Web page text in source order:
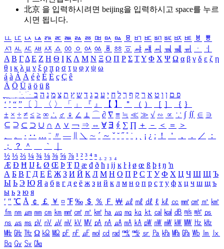
北京 을 입력하시려면 beijing을 입력하시고 space를 누르
시면 됩니다.
ㅥ ㅦ ㅧ ㅨ ㅩ ㅪ ㅫ ㅬ ㅭ ㅮ ㅯ ㅰ ㅱ ㅲ ㅳ ㅴ ㅵ ㅶ ㅷ ㅸ
ㅹ
ㅺ ㅻ ㅼ ㅽ ㅾ ㅿ ㆀ ㆁ ㆂ ㆃ ㆄ ㆅ ㆆ ㆇ ㆈ ㆉ ㆊ ㆋ ㆌ ㆍ
ㆎ
Α Β ΓΔ Ε Ζ Η Θ Ι ΚΛ Μ Ν Ξ Ο Π Ρ Σ ΤΥ Φ Χ Ψ Ω α β γ δ ε ζ η
θ ι κ λ μ ν ξ ο π ρ σ τ υ φ χ ψ ω
á à Á À é è É È ç Ç ê
Ä Ö Ü ä ö ü ß
ִֶֹ ֻּ ׁׂ פ ם ן ו ט א ר ק ף ך ל ח י ע כ ג ד ש ץ ת צ מ נ ה ב
‘ ’ “ ” 〔 〕 〈 〉 「 」 『 』 【 】 ＂ （ ） ［ ］ ｛ ｝
± × ÷ ≠ ≤ ≥ ∞ ∴ ♂ ♀ ∠ ⊥ ⌒ ∂ ∇ ≡ ≒ ≪ ≫ √ ∽ ∝ ∵ ∫ ∬ ∈ ∋
⊆ ⊇ ⊂ ⊃ ∪ ∩ ∧ ∨ ￢ ⇒ ⇔ ∀ ∃ ∮ ∑ ∏ ＋ － ＜ ＝
＞
、
。 · ‥ … ¨ 〃 ― ＼ ∼ ´ ～ ˇ ˘ ˝ ˚ ˙ ¸ ¡ ¿ ː ！ ＇ ， ． ／
：
；
？ ＾ ｀
½ ⅓ ⅔ ¼ ¾ ⅛ ⅜ ⅝ ⅞ ¹ ² ³ ⁴ ⁿ ₁ ₂ ₃ ₄
Æ Ð Ħ Ĳ Ł Ø Œ Þ Ŧ Ŋ æ đ ð ħ ı ĳ ĸ ŀ ł ø œ ß þ ŧ ŋ ŉ
А Б В Г Д Е Ё Ж З И Й К Л М Н О П Р С Т У Ф Х Ц Ч Ш Щ Ъ
Ы Ь Э Ю Я а б в г д е ё ж з и й к л м н о п р с т у ф х ц ч ш щ ъ
ы ь э ю я
′ ″ ℃ Å ￠ ￡ ￥ ¤ ℉ ‰ ＄ ％ Ｆ ￦ ㎕ ㎖ ㎗ ℓ ㎘ ㏄ ㎣ ㎤ ㎥ ㎦
㎙ ㎚ ㎛ ㎜ ㎝ ㎞ ㎟ ㎠ ㎡ ㎢ ㏊ ㎍ ㎎ ㎏ ㏏ ㎈ ㎉ ㏈ ㎧ ㎨ ㎰
㎱ ㎲ ㎳ ㎴ ㎵ ㎶ ㎷ ㎸ ㎹ ㎀ ㎁ ㎂ ㎃ ㎄ ㎺ ㎻ ㎽ ㎾ ㎿ ㎐ ㎑
㎒ ㎓ ㎔ Ω ㏀ ㏁ ㎊ ㎋ ㎌ ㏖ ㏅ ㎭ ㎮ ㎯ ㏛ ㎩ ㎪ ㎫ ㎬ ㏝ ㏐
㏓
㏃ ㏉ ㏜ ㏆